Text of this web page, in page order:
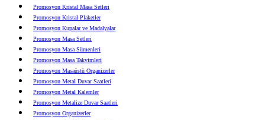
Promosyon Kristal Masa Setleri
Promosyon Kristal Plaketler
Promosyon Kupalar ve Madalyalar
Promosyon Masa Setleri
Promosyon Masa Sümenleri
Promosyon Masa Takvimleri
Promosyon Masaüstü Organizerler
Promosyon Metal Duvar Saatleri
Promosyon Metal Kalemler
Promosyon Metalize Duvar Saatleri
Promosyon Organizerler